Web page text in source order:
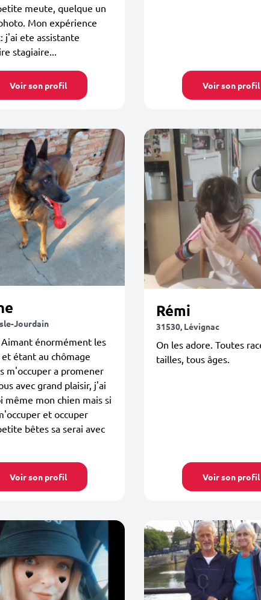
meute, quelque un
Mon expérience
j'ai ete assistante
stagiaire...
Voir son profil Voir son profil
Jourdain
Aimant énormément les
étant au chômage
m'occuper a promener
avec grand plaisir, j'ai
même mon chien mais si
et occuper
bêtes sa serai avec
Voir son profil
Rémi
31530, Lévignac
On les adore. Toutes
tailles, tous âges.
Voir son profil